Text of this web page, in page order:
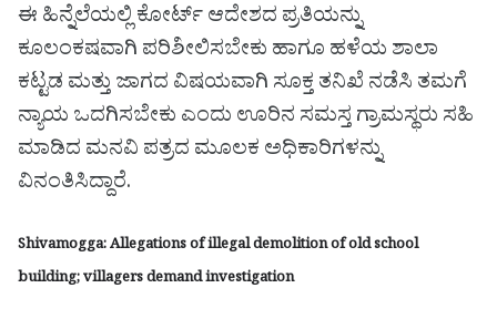
ಈ ಹಿನ್ನೆಲೆಯಲ್ಲಿ ಕೋರ್ಟ್ ಆದೇಶದ ಪ್ರತಿಯನ್ನು
ಕೂಲಂಕಷವಾಗಿ ಪರಿಶೀಲಿಸಬೇಕು ಹಾಗೂ ಹಳೆಯ ಶಾಲಾ
ಕಟ್ಟಡ ಮತ್ತು ಜಾಗದ ವಿಷಯವಾಗಿ ಸೂಕ್ತ ತನಿಖೆ ನಡೆಸಿ ತಮಗೆ
ನ್ಯಾಯ ಒದಗಿಸಬೇಕು ಎಂದು ಊರಿನ ಸಮಸ್ತ ಗ್ರಾಮಸ್ಥರು ಸಹಿ
ಮಾಡಿದ ಮನವಿ ಪತ್ರದ ಮೂಲಕ ಅಧಿಕಾರಿಗಳನ್ನು
ವಿನಂತಿಸಿದ್ದಾರೆ.
Shivamogga: Allegations of illegal demolition of old school
building; villagers demand investigation